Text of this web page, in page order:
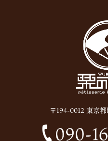
2025
2025
2025
2025
2025
2024
2024
〒194-0012 東京